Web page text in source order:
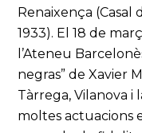
Renaixença
1933). El 18 de
l’Ateneu
negras” de Xavier
Tàrrega, Vilanova i
moltes actuacions